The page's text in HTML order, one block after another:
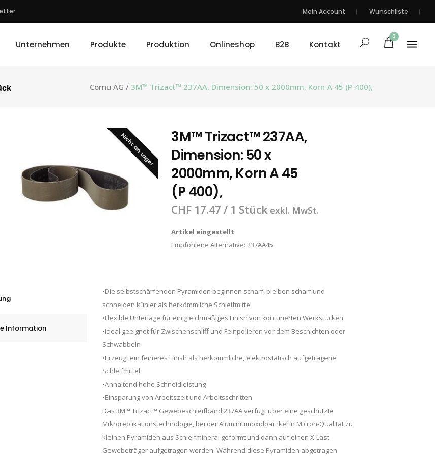
Mein Account Wunschliste
Unternehmen Produkte Produktion Onlineshop B2B Kontakt
0
Cornu AG / 3M™ Trizact™ 237AA, Dimension: 50 x 2000mm, Korn A 45 (P 400),
Nicht an Lager
3M™ Trizact™ 237AA,
Dimension: 50 x
2000mm, Korn A 45
(P 400),
CHF 17.47 / 1 Stück exkl. MwSt.
Artikel eingestellt
Empfohlene Alternative: 237AA45
Information
•Die selbstschärfenden Pyramiden beginnen scharf, bleiben scharf und
schneiden kühler als herkömmliche Schleifmittel
•Flexible Unterlage für ein gleichmäßiges Finish von konturierten Werkstücken
•Ideal geeignet für Zwischenschliff und Feinpolieren vor dem Beschichten oder
Schwabbeln
•Erzeugt ein feineres Finish als herkömmliche, elektrostatisch aufgetragene
Schleifmittel
•Anhaltend hohe Schneidleistung
•Einsparung von Arbeitszeit und Arbeitsschritten
Das 3M™ Trizact™ Gewebeschleifband 237AA verfügt über eine geschützte
Mikroreplikationstechnologie, bei der Aluminiumoxidpartikel in Micron-Qualität zu
kleinen Pyramiden aus Schleifmineral geformt und dann auf einen X-Last-
Gewebeträger aufgetragen werden. Während diese Pyramiden abgetragen